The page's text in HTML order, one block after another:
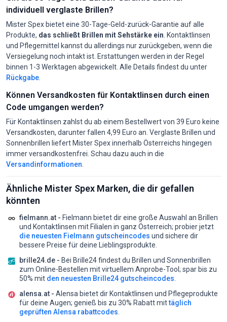
individuell verglaste Brillen?
Mister Spex bietet eine 30-Tage-Geld-zurück-Garantie auf alle
Produkte, das schließt Brillen mit Sehstärke ein . Kontaktlinsen
und Pflegemittel kannst du allerdings nur zurückgeben, wenn die
Versiegelung noch intakt ist. Erstattungen werden in der Regel
binnen 1-3 Werktagen abgewickelt. Alle Details findest du unter
Rückgabe
Können Versandkosten für Kontaktlinsen durch einen
Code umgangen werden?
Für Kontaktlinsen zahlst du ab einem Bestellwert von 39 Euro keine
Versandkosten, darunter fallen 4,99 Euro an. Verglaste Brillen und
Sonnenbrillen liefert Mister Spex innerhalb Österreichs hingegen
immer versandkostenfrei. Schau dazu auch in die
Versandinformationen
Ähnliche Mister Spex Marken, die dir gefallen
könnten
fielmann.at - Fielmann bietet dir eine große Auswahl an Brillen
und Kontaktlinsen mit Filialen in ganz Österreich; probier jetzt
die neuesten Fielmann gutscheincodes und sichere dir
bessere Preise für deine Lieblingsprodukte.
brille24.de - Bei Brille24 findest du Brillen und Sonnenbrillen
zum Online-Bestellen mit virtuellem Anprobe-Tool; spar bis zu
50% mit den neuesten Brille24 gutscheincodes
alensa.at - Alensa bietet dir Kontaktlinsen und Pflegeprodukte
für deine Augen; genieß bis zu 30% Rabatt mittäglich
geprüften Alensa rabattcodes